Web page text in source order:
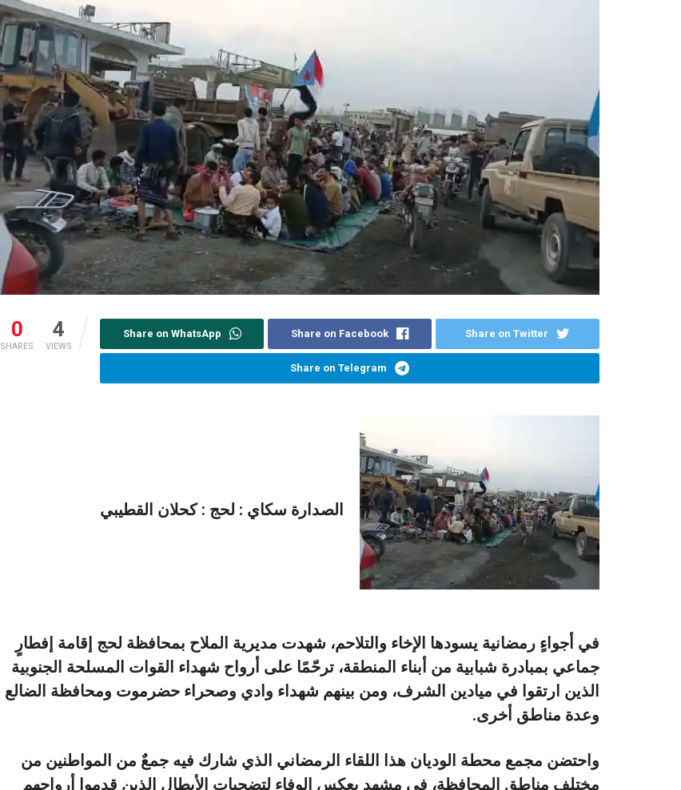
0
SHARES
4
VIEWS
Share on Twitter
Share on Facebook
Share on WhatsApp
Share on Telegram
الصدارة سكاي : لحج : كحلان القطيبي
في أجواءٍ رمضانية يسودها الإخاء والتلاحم، شهدت مديرية الملاح بمحافظة لحج إقامة إفطارٍ
جماعي بمبادرة شبابية من أبناء المنطقة، ترحّمًا على أرواح شهداء القوات المسلحة الجنوبية
الذين ارتقوا في ميادين الشرف، ومن بينهم شهداء وادي وصحراء حضرموت ومحافظة الضالع
وعدة مناطق أخرى.
واحتضن مجمع محطة الوديان هذا اللقاء الرمضاني الذي شارك فيه جمعٌ من المواطنين من
مختلف مناطق المحافظة، في مشهد يعكس الوفاء لتضحيات الأبطال الذين قدموا أرواحهم